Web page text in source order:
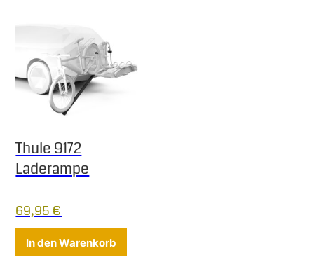
Thule 9172
Laderampe
69,95€
In den Warenkorb